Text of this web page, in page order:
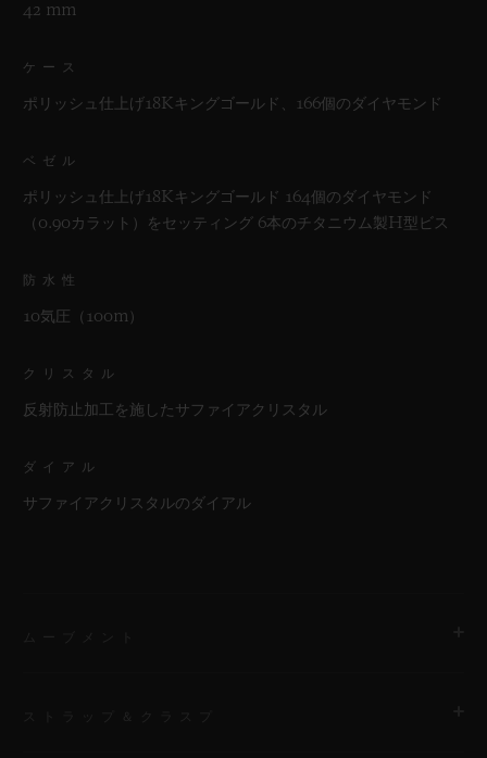
42 mm
ケース
ポリッシュ仕上げ18Kキングゴールド、166個のダイヤモンド
ベゼル
ポリッシュ仕上げ18Kキングゴールド 164個のダイヤモンド
（0.90カラット）をセッティング 6本のチタニウム製H型ビス
防水性
10気圧（100m）
クリスタル
反射防止加工を施したサファイアクリスタル
ダイアル
サファイアクリスタルのダイアル